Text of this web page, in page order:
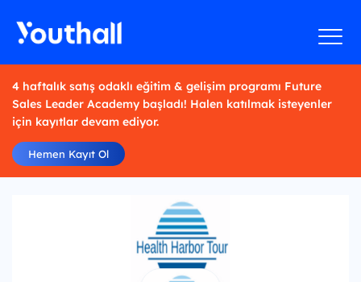
4 haftalık satış odaklı eğitim & gelişim programı Future
Sales Leader Academy başladı! Halen katılmak isteyenler
için kayıtlar devam ediyor.
Hemen Kayıt Ol